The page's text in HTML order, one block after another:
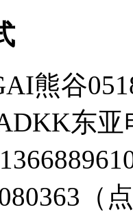
熊谷
东亚
（